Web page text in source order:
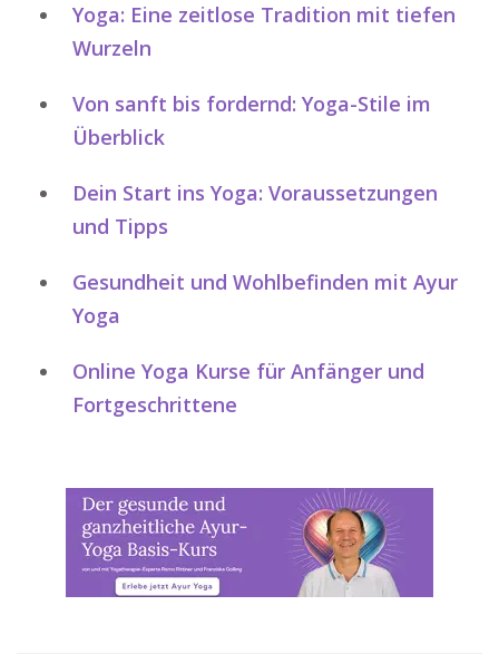
Yoga: Eine zeitlose Tradition mit tiefen
Wurzeln
Von sanft bis fordernd: Yoga-Stile im
Überblick
Dein Start ins Yoga: Voraussetzungen
und Tipps
Gesundheit und Wohlbefinden mit Ayur
Yoga
Online Yoga Kurse für Anfänger und
Fortgeschrittene